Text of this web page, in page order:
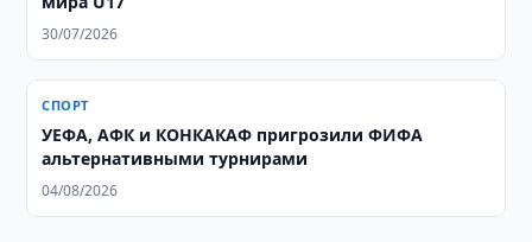
30/07/2026
СПОРТ
УЕФА, АФК и КОНКАКАФ пригрозили ФИФА
альтернативными турнирами
04/08/2026